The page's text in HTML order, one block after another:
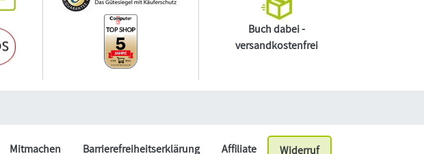
Buch dabei -
versandkostenfrei
Mitmachen Barrierefreiheitserklärung Affiliate Widerruf